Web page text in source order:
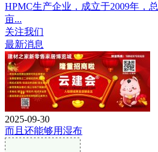
HPMC生产企业，成立于2009年，
亩...
关注我们
最新消息
2025-09-30
而且还能够用湿布